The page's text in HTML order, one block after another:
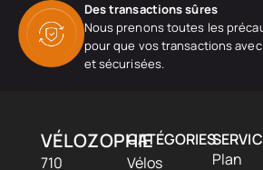
Des transactions sûres
Nous prenons toutes les
pour que vos transactions
et sécurisées.
VÉLOZOPHIE
710
CATÉGORIES
Vélos
Plan